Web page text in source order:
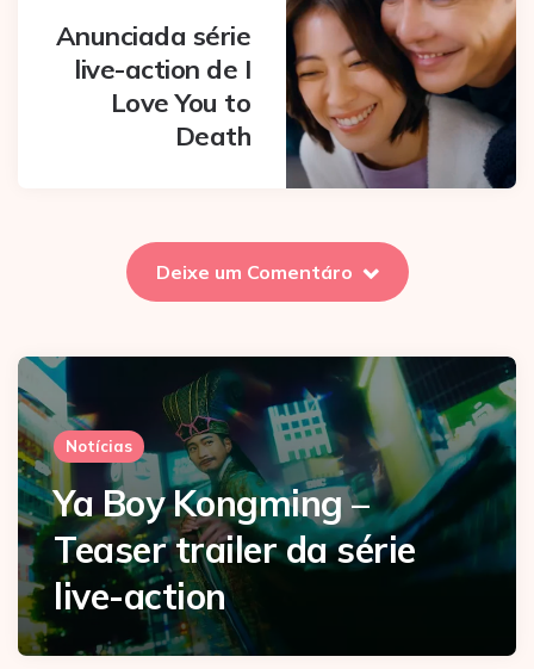
Anunciada série
live-action de I
Love You to
Death
Deixe um Comentáro
Notícias
Ya Boy Kongming –
Teaser trailer da série
live-action